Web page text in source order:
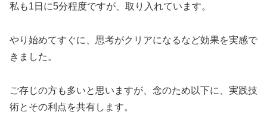
私も1日に5分程度ですが、取り入れています。
やり始めてすぐに、思考がクリアになるなど効果を実感で
きました。
ご存じの方も多いと思いますが、念のため以下に、実践技
術とその利点を共有します。